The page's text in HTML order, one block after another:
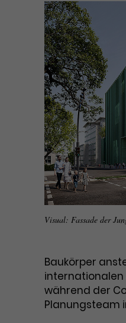
Visual: Fassade der
Baukörper
internationalen
während der
Planungsteam